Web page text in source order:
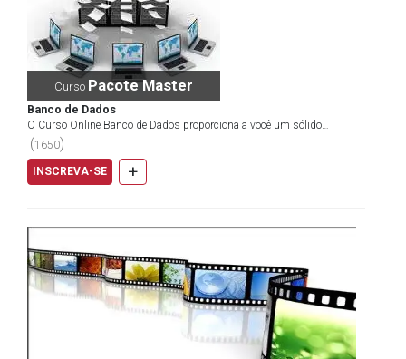
Curso Pacote Master
Banco de Dados
O Curso Online Banco de Dados proporciona a você um sólido
aprendizado sobre os principais aspectos relacionados a...
(1650)
INSCREVA-SE +